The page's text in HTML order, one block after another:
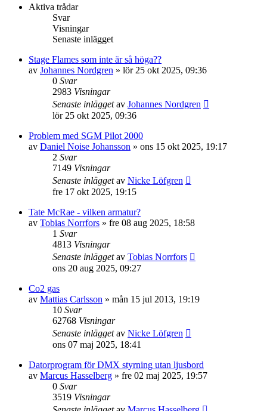
Aktiva trådar
Svar
Visningar
Senaste inlägget
Stage Flames som inte är så höga??
av Johannes Nordgren » lör 25 okt 2025, 09:36
0 Svar
2983 Visningar
Senaste inläggetav Johannes Nordgren
lör 25 okt 2025, 09:36
Problem med SGM Pilot 2000
av Daniel Noise Johansson » ons 15 okt 2025, 19:17
2 Svar
7149 Visningar
Senaste inläggetav Nicke Löfgren
fre 17 okt 2025, 19:15
Tate McRae - vilken armatur?
av Tobias Norrfors » fre 08 aug 2025, 18:58
1 Svar
4813 Visningar
Senaste inläggetav Tobias Norrfors
ons 20 aug 2025, 09:27
Co2 gas
av Mattias Carlsson » mån 15 jul 2013, 19:19
10 Svar
62768 Visningar
Senaste inläggetav Nicke Löfgren
ons 07 maj 2025, 18:41
Datorprogram för DMX styrning utan ljusbord
av Marcus Hasselberg » fre 02 maj 2025, 19:57
0 Svar
3519 Visningar